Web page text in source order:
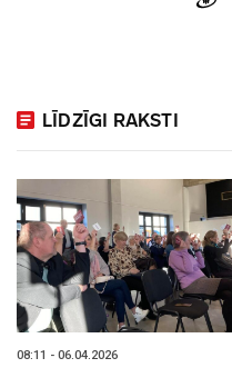
LĪDZĪGI RAKSTI
08:11 - 06.04.2026